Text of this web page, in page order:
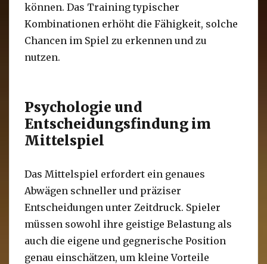
können. Das Training typischer
Kombinationen erhöht die Fähigkeit, solche
Chancen im Spiel zu erkennen und zu
nutzen.
Psychologie und
Entscheidungsfindung im
Mittelspiel
Das Mittelspiel erfordert ein genaues
Abwägen schneller und präziser
Entscheidungen unter Zeitdruck. Spieler
müssen sowohl ihre geistige Belastung als
auch die eigene und gegnerische Position
genau einschätzen, um kleine Vorteile